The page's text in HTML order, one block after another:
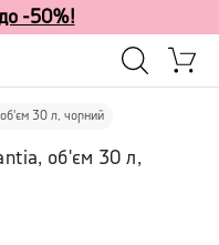
-50%!
об'єм 30 л, чорний
об'єм 30 л,